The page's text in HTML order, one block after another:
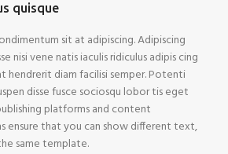
quisque
sit at adipiscing. Adipiscing
nisi vene natis iaculis ridiculus adipis cing
hendrerit diam facilisi semper. Potenti
disse fusce sociosqu lobor tis eget
platforms and content
ensure that you can show different text,
same template.